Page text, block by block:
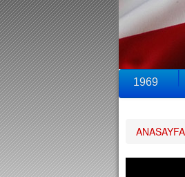
1969
ANASAYFA